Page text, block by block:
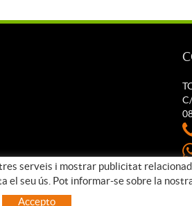
serveis i mostrar publicitat
el seu ús. Pot informar-se sobre la
Accepto